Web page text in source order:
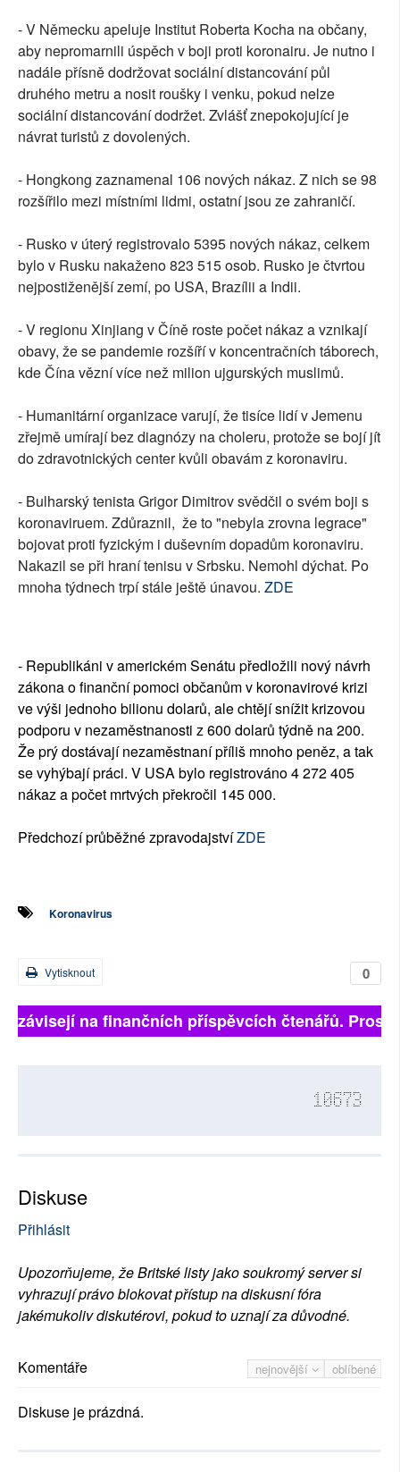
- V Německu apeluje Institut Roberta Kocha na občany,
aby nepromarnili úspěch v boji proti koronairu. Je nutno i
nadále přísně dodržovat sociální distancování půl
druhého metru a nosit roušky i venku, pokud nelze
sociální distancování dodržet. Zvlášť znepokojující je
návrat turistů z dovolených.
- Hongkong zaznamenal 106 nových nákaz. Z nich se 98
rozšířilo mezi místními lidmi, ostatní jsou ze zahraničí.
- Rusko v úterý registrovalo 5395 nových nákaz, celkem
bylo v Rusku nakaženo 823 515 osob. Rusko je čtvrtou
nejpostiženější zemí, po USA, Brazílii a Indii.
- V regionu Xinjiang v Číně roste počet nákaz a vznikají
obavy, že se pandemie rozšíří v koncentračních táborech,
kde Čína vězní více než milion ujgurských muslimů.
- Humanitární organizace varují, že tisíce lidí v Jemenu
zřejmě umírají bez diagnózy na choleru, protože se bojí jít
do zdravotnických center kvůli obavám z koronaviru.
- Bulharský tenista Grigor Dimitrov svědčil o svém boji s
koronaviruem. Zdůraznil, že to "nebyla zrovna legrace"
bojovat proti fyzickým i duševním dopadům koronaviru.
Nakazil se při hraní tenisu v Srbsku. Nemohl dýchat. Po
mnoha týdnech trpí stále ještě únavou. ZDE
- Republikáni v americkém Senátu předložili nový návrh
zákona o finanční pomoci občanům v koronavirové krizi
ve výši jednoho bilionu dolarů, ale chtějí snížit krizovou
podporu v nezaměstnanosti z 600 dolarů týdně na 200.
Že prý dostávají nezaměstnaní příliš mnoho peněz, a tak
se vyhýbají práci. V USA bylo registrováno 4 272 405
nákaz a počet mrtvých překročil 145 000.
Předchozí průběžné zpravodajstvíZDE
Koronavirus
0
Vytisknout
na finančních příspěvcích čtenářů.
10673
Diskuse
Přihlásit
Upozorňujeme, že Britské listy jako soukromý server si
vyhrazují právo blokovat přístup na diskusní fóra
jakémukoliv diskutérovi, pokud to uznají za důvodné.
nejnovější oblíbené
Komentáře
Diskuse je prázdná.